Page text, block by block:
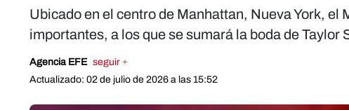
Ubicado en el centro de Manhattan, Nueva York,
importantes, a los que se sumará la boda de Taylor
Agencia EFE seguir +
Actualizado: 02 de julio de 2026 a las 15:52